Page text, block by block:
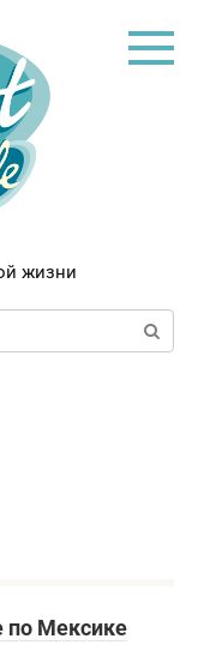
жизни
по Мексике